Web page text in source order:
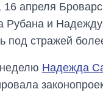
апреля
Рубана и Надежду
под стражей
Надежда